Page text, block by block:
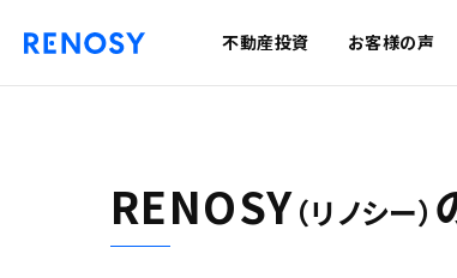
不動産投資 お客様の声
RENOSY（リノシー）